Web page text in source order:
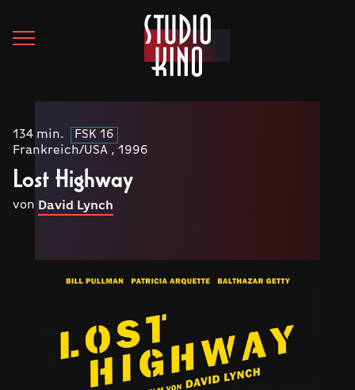
134 min.
FSK 16
Frankreich/USA , 1996
Lost Highway
von David Lynch